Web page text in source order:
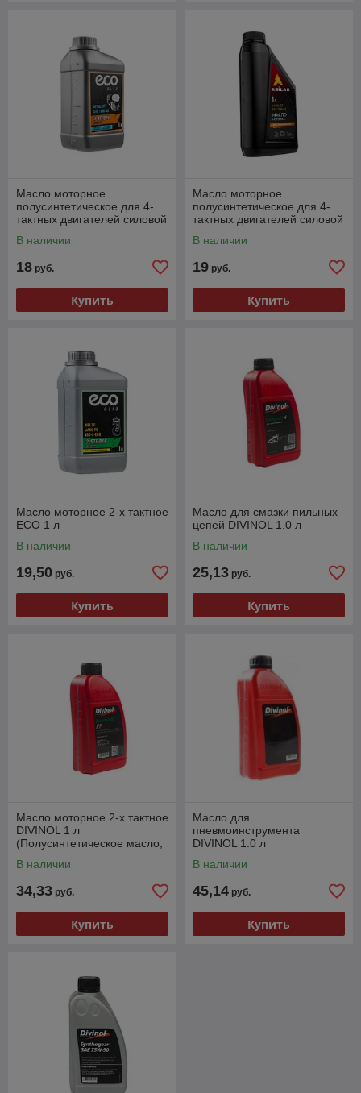
Масло моторное
полусинтетическое для 4-
тактных двигателей силовой
10W-40 SL/CF
В наличии
18 руб.
Купить
Масло моторное
полусинтетическое для 4-
тактных двигателей силовой
(АСИЛАК) SAE 10W-4
В наличии
19 руб.
Купить
Масло моторное 2-х тактное
ECO 1 л
В наличии
19,50 руб.
Купить
Масло для смазки пильных
цепей DIVINOL 1.0 л
В наличии
25,13 руб.
Купить
Масло моторное 2-х тактное
DIVINOL 1 л
(Полусинтетическое масло,
ISO-L-EGD, API TC,
В наличии
34,33 руб.
Купить
Масло для
пневмоинструмента
DIVINOL 1.0 л
В наличии
45,14 руб.
Купить